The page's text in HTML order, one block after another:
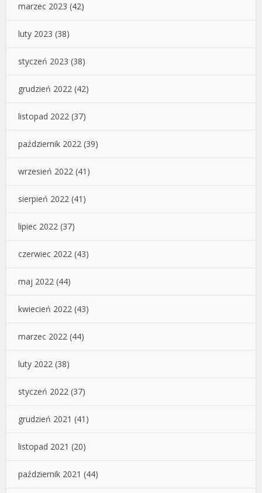
marzec 2023 (42)
luty 2023 (38)
styczeń 2023 (38)
grudzień 2022 (42)
listopad 2022 (37)
październik 2022 (39)
wrzesień 2022 (41)
sierpień 2022 (41)
lipiec 2022 (37)
czerwiec 2022 (43)
maj 2022 (44)
kwiecień 2022 (43)
marzec 2022 (44)
luty 2022 (38)
styczeń 2022 (37)
grudzień 2021 (41)
listopad 2021 (20)
październik 2021 (44)